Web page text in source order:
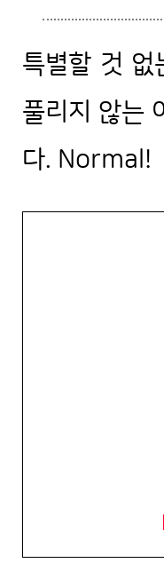
특별할 것 없
풀리지 않는
다. Normal!